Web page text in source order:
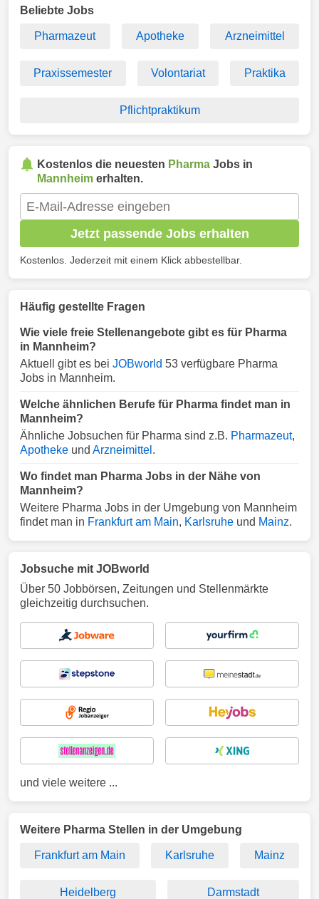
Beliebte Jobs
Pharmazeut Apotheke Arzneimittel
Praxissemester Volontariat Praktika
Pflichtpraktikum
Kostenlos die neuesten Pharma Jobs in
Mannheim erhalten.
Jetzt passende Jobs erhalten
Kostenlos. Jederzeit mit einem Klick abbestellbar.
Häufig gestellte Fragen
Wie viele freie Stellenangebote gibt es für Pharma
in Mannheim?
Aktuell gibt es bei JOBworld 53 verfügbare Pharma
Jobs in Mannheim.
Welche ähnlichen Berufe für Pharma findet man in
Mannheim?
Ähnliche Jobsuchen für Pharma sind z.B. Pharmazeut,
Apotheke und Arzneimittel .
Wo findet man Pharma Jobs in der Nähe von
Mannheim?
Weitere Pharma Jobs in der Umgebung von Mannheim
findet man in Frankfurt am Main, Karlsruhe und Mainz.
Jobsuche mit JOBworld
Über 50 Jobbörsen, Zeitungen und Stellenmärkte
gleichzeitig durchsuchen.
und viele weitere ...
Weitere Pharma Stellen in der Umgebung
Frankfurt am Main Karlsruhe Mainz
Heidelberg Darmstadt